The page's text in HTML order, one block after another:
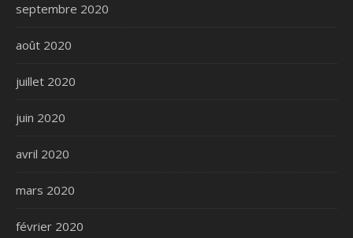
septembre 2020
août 2020
juillet 2020
juin 2020
avril 2020
mars 2020
février 2020